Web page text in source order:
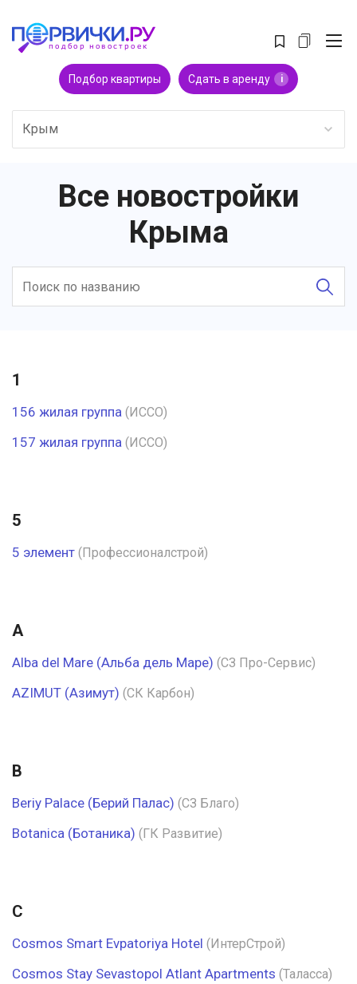
Подбор квартиры Сдать в аренду i
Крым
Все новостройки
Крыма
1
156 жилая группа (ИССО)
157 жилая группа (ИССО)
5
5 элемент (Профессионалстрой)
A
Alba del Mare (Альба дель Маре) (СЗ Про-Сервис)
AZIMUT (Азимут) (СК Карбон)
B
Beriy Palace (Берий Палас) (СЗ Благо)
Botanica (Ботаника) (ГК Развитие)
C
Cosmos Smart Evpatoriya Hotel (ИнтерСтрой)
Cosmos Stay Sevastopol Atlant Apartments (Таласса)